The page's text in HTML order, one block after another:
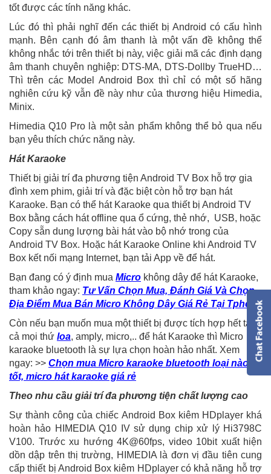
tốt được các tính năng khác.
Lúc đó thì phải nghĩ đến các thiết bị Android có cấu hình
mạnh. Bên cạnh đó âm thanh là một vấn đề không thể
không nhắc tới trên thiết bị này, việc giải mã các định dạng
âm thanh chuyên nghiệp: DTS-MA, DTS-Dollby TrueHD…
Thì trên các Model Android Box thì chỉ có một số hãng
nghiên cứu kỹ vẫn đề này như của thương hiệu Himedia,
Minix.
Himedia Q10 Pro là một sản phẩm không thể bỏ qua nếu
bạn yêu thích chức năng này.
Hát Karaoke
Thiết bị giải trí đa phương tiện Android TV Box hỗ trợ gia
đình xem phim, giải trí và đặc biệt còn hỗ trợ bạn hát
Karaoke. Bạn có thể hát Karaoke qua thiết bị Android TV
Box bằng cách hát offline qua ổ cứng, thẻ nhớ, USB, hoặc
Copy sẵn dung lượng bài hát vào bộ nhớ trong của
Android TV Box. Hoặc hát Karaoke Online khi Android TV
Box kết nối mạng Internet, bạn tải App về để hát.
Bạn đang có ý định mua Micro không dây để hát Karaoke,
tham khảo ngay: Tư Vấn Chọn Mua, Đánh Giá Và Chọn
Địa Điểm Mua Bán Micro Không Dây Giá Rẻ Tại Tphcm
Còn nếu bạn muốn mua một thiết bị được tích hợp hết tất
cả mọi thứ loa, amply, micro,.. để hát Karaoke thì Micro
karaoke bluetooth là sự lựa chọn hoàn hảo nhất. Xem
ngay: >> Chọn mua Micro karaoke bluetooth loại nào
tốt, micro hát karaoke giá rẻ
Theo nhu cầu giải trí đa phương tiện chất lượng cao
Sự thành công của chiếc Android Box kiêm HDplayer khá
hoàn hảo HIMEDIA Q10 IV sử dụng chip xử lý Hi3798C
V100. Trước xu hướng 4K@60fps, video 10bit xuất hiện
dồn dập trên thị trường, HIMEDIA là đơn vị đầu tiên cung
cấp thiết bị Android Box kiêm HDplayer có khả năng hỗ trợ